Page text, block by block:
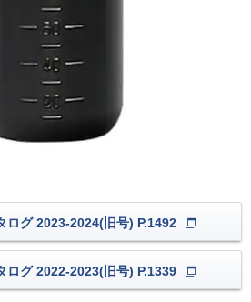
ログ 2023-2024(旧号) P.1492
ログ 2022-2023(旧号) P.1339